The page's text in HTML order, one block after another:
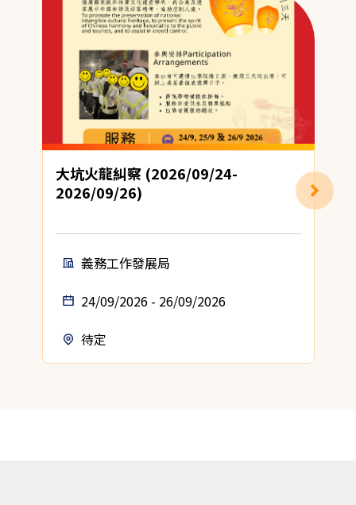
大坑火龍糾察 (2026/09/24-
2026/09/26)
義務工作發展局
24/09/2026 - 26/09/2026
待定